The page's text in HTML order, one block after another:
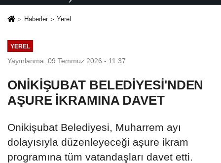
Haberler Yerel
YEREL
Yayınlanma: 09 Temmuz 2026 - 11:37
ONİKİŞUBAT BELEDİYESİ'NDEN
AŞURE İKRAMINA DAVET
Onikişubat Belediyesi, Muharrem ayı
dolayısıyla düzenleyeceği aşure ikram
programına tüm vatandaşları davet etti.